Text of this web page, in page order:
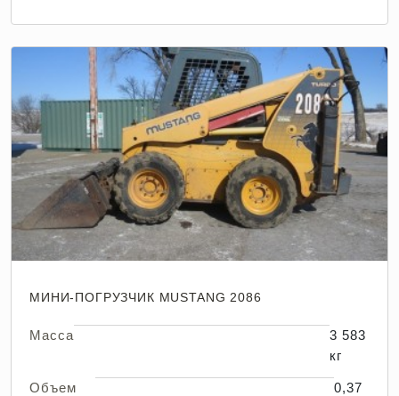
МИНИ-ПОГРУЗЧИК MUSTANG 2086
Масса
3 583
кг
Объем
0,37